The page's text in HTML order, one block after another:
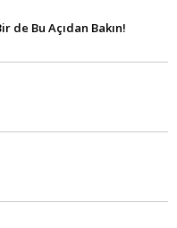
de Bu Açıdan Bakın!